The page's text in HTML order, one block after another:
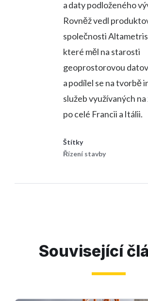
a daty podloženého
Rovněž vedl
společnosti Altametris
které měl na starosti
geoprostorovou
a podílel se na tvorbě
služeb využívaných
po celé Francii a Itálii.
Štítky
Řízení stavby
Související